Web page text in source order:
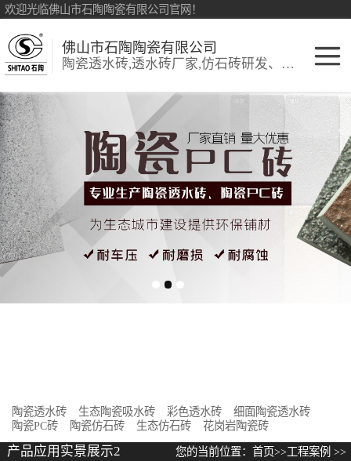
欢迎光临佛山市石陶陶瓷有限公司官网！
佛山市石陶陶瓷有限公司
陶瓷透水砖,透水砖厂家,仿石砖研发、销售:环保透水砖、仿古砖
陶瓷透水砖 生态陶瓷吸水砖 彩色透水砖
细面陶瓷透水砖
陶瓷PC砖
陶瓷仿石砖 生态仿石砖 花岗岩陶瓷砖
产品应用实景展示2 您的当前位置： 首页>>工程案例 >>
陶瓷透水砖
生态陶瓷吸水砖
彩色透水砖
细面陶瓷透水砖
陶瓷PC砖
陶瓷仿石砖